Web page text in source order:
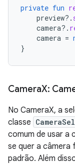
private fun
preview?.
camera?.
camera =
}
CameraX:
No CameraX, a
classe
comum de usar a
se quer a
padrão. Além